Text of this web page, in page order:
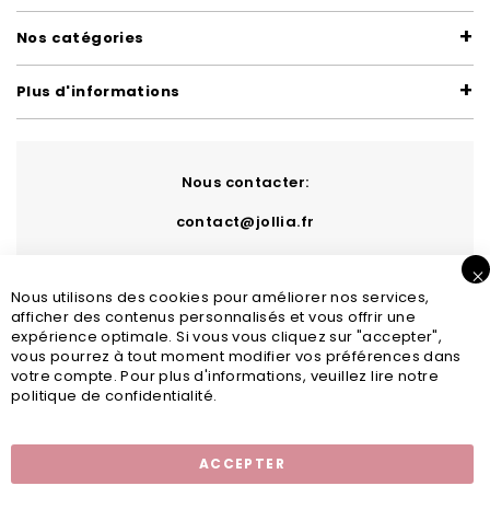
Nos catégories
Plus d'informations
Nous contacter:
contact@jollia.fr
Nous utilisons des cookies pour améliorer nos services,
afficher des contenus personnalisés et vous offrir une
expérience optimale. Si vous vous cliquez sur "accepter",
vous pourrez à tout moment modifier vos préférences dans
votre compte. Pour plus d'informations, veuillez lire notre
politique de confidentialité.
ACCEPTER